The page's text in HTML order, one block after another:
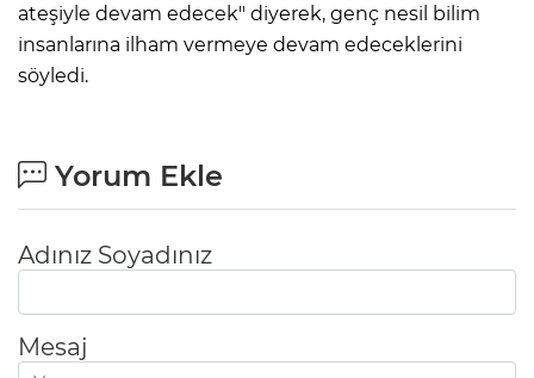
ateşiyle devam edecek" diyerek, genç nesil bilim
insanlarına ilham vermeye devam edeceklerini
söyledi.
Yorum Ekle
Adınız Soyadınız
Mesaj